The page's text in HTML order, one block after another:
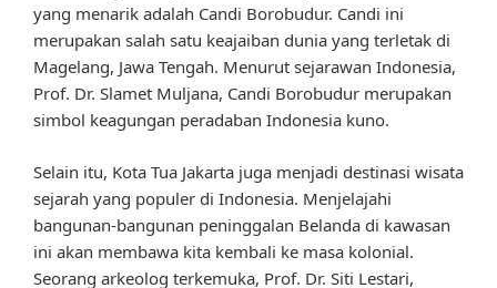
yang menarik adalah Candi Borobudur. Candi ini
merupakan salah satu keajaiban dunia yang terletak di
Magelang, Jawa Tengah. Menurut sejarawan Indonesia,
Prof. Dr. Slamet Muljana, Candi Borobudur merupakan
simbol keagungan peradaban Indonesia kuno.
Selain itu, Kota Tua Jakarta juga menjadi destinasi wisata
sejarah yang populer di Indonesia. Menjelajahi
bangunan-bangunan peninggalan Belanda di kawasan
ini akan membawa kita kembali ke masa kolonial.
Seorang arkeolog terkemuka, Prof. Dr. Siti Lestari,